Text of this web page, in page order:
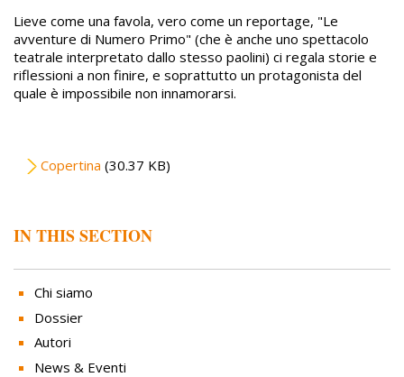
IN THIS SECTION
Chi siamo
Dossier
Autori
News & Eventi
Lieve come una favola, vero come un reportage, "Le
avventure di Numero Primo" (che è anche uno spettacolo
teatrale interpretato dallo stesso paolini) ci regala storie e
riflessioni a non finire, e soprattutto un protagonista del
quale è impossibile non innamorarsi.
File
Copertina (30.37 KB)